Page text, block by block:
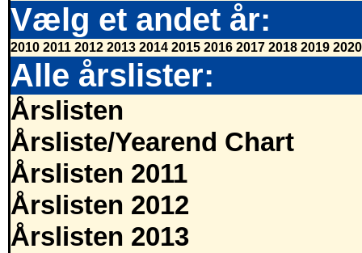
Vælg et andet år:
2010 2011 2012 2013 2014 2015 2016 2017 2018 2019 2020
Alle årslister:
Årslisten
Årsliste/Yearend Chart
Årslisten 2011
Årslisten 2012
Årslisten 2013